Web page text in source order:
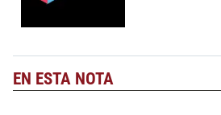
EN ESTA NOTA